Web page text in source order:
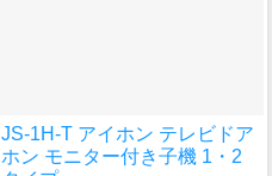
JS-1H-T アイホン テレビドア
ホン モニター付き子機 1・2